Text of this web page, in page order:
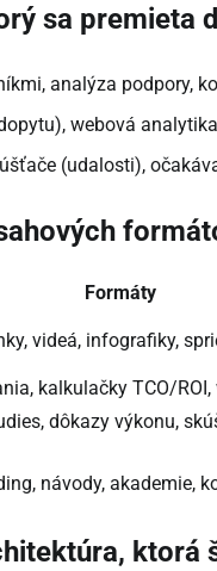
sa premieta
analýza podpory,
webová
(udalosti),
Formáty
videá, infografiky,
kalkulačky TCO/
dôkazy výkonu,
návody, akademie,
ktorá